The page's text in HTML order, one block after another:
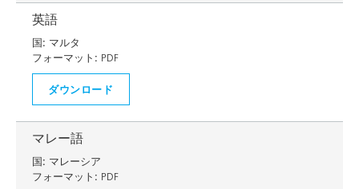
英語
国: マルタ
フォーマット: PDF
ダウンロード
マレー語
国: マレーシア
フォーマット: PDF